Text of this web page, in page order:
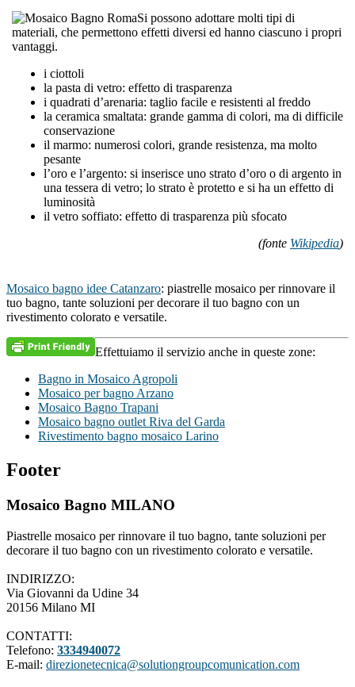
Si possono adottare molti tipi di
materiali, che permettono effetti diversi ed hanno ciascuno i propri
vantaggi.
i ciottoli
la pasta di vetro: effetto di trasparenza
i quadrati d’arenaria: taglio facile e resistenti al freddo
la ceramica smaltata: grande gamma di colori, ma di difficile
conservazione
il marmo: numerosi colori, grande resistenza, ma molto
pesante
l’oro e l’argento: si inserisce uno strato d’oro o di argento in
una tessera di vetro; lo strato è protetto e si ha un effetto di
luminosità
il vetro soffiato: effetto di trasparenza più sfocato
(fonte Wikipedia)
Mosaico bagno idee Catanzaro: piastrelle mosaico per rinnovare il
tuo bagno, tante soluzioni per decorare il tuo bagno con un
rivestimento colorato e versatile.
Effettuiamo il servizio anche in queste zone:
Bagno in Mosaico Agropoli
Mosaico per bagno Arzano
Mosaico Bagno Trapani
Mosaico bagno outlet Riva del Garda
Rivestimento bagno mosaico Larino
Footer
Mosaico Bagno MILANO
Piastrelle mosaico per rinnovare il tuo bagno, tante soluzioni per
decorare il tuo bagno con un rivestimento colorato e versatile.
INDIRIZZO:
Via Giovanni da Udine 34
20156 Milano MI
CONTATTI:
Telefono: 3334940072
E-mail: direzionetecnica@solutiongroupcomunication.com